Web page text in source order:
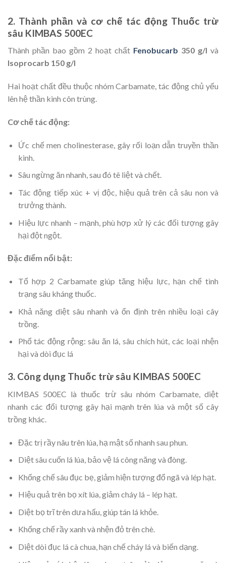
2. Thành phần và cơ chế tác động Thuốc trừ
sâu KIMBAS 500EC
Thành phần bao gồm 2 hoạt chất Fenobucarb 350 g/l và
Isoprocarb 150 g/l
Hai hoạt chất đều thuộc nhóm Carbamate, tác động chủ yếu
lên hệ thần kinh côn trùng.
Cơ chế tác động:
Ức chế men cholinesterase, gây rối loạn dẫn truyền thần
kinh.
Sâu ngừng ăn nhanh, sau đó tê liệt và chết.
Tác động tiếp xúc + vị độc, hiệu quả trên cả sâu non và
trưởng thành.
Hiệu lực nhanh – mạnh, phù hợp xử lý các đối tượng gây
hại đột ngột.
Đặc điểm nổi bật:
Tổ hợp 2 Carbamate giúp tăng hiệu lực, hạn chế tình
trạng sâu kháng thuốc.
Khả năng diệt sâu nhanh và ổn định trên nhiều loại cây
trồng.
Phổ tác động rộng: sâu ăn lá, sâu chích hút, các loại nhện
hại và dòi đục lá
3. Công dụng Thuốc trừ sâu KIMBAS 500EC
KIMBAS 500EC là thuốc trừ sâu nhóm Carbamate, diệt
nhanh các đối tượng gây hại mạnh trên lúa và một số cây
trồng khác.
Đặc trị rầy nâu trên lúa, hạ mật số nhanh sau phun.
Diệt sâu cuốn lá lúa, bảo vệ lá công năng và đòng.
Khống chế sâu đục bẹ, giảm hiện tượng đổ ngã và lép hạt.
Hiệu quả trên bọ xít lúa, giảm cháy lá – lép hạt.
Diệt bọ trĩ trên dưa hấu, giúp tán lá khỏe.
Khống chế rầy xanh và nhện đỏ trên chè.
Diệt dòi đục lá cà chua, hạn chế cháy lá và biến dạng.